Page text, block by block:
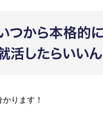
かります！